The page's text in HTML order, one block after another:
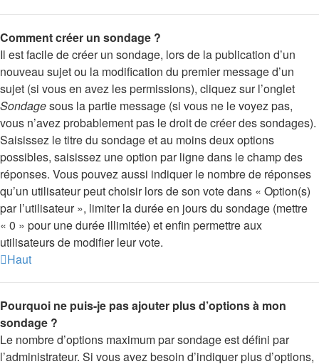
Comment créer un sondage ?
Il est facile de créer un sondage, lors de la publication d’un
nouveau sujet ou la modification du premier message d’un
sujet (si vous en avez les permissions), cliquez sur l’onglet
Sondagesous la partie message (si vous ne le voyez pas,
vous n’avez probablement pas le droit de créer des sondages).
Saisissez le titre du sondage et au moins deux options
possibles, saisissez une option par ligne dans le champ des
réponses. Vous pouvez aussi indiquer le nombre de réponses
qu’un utilisateur peut choisir lors de son vote dans « Option(s)
par l’utilisateur », limiter la durée en jours du sondage (mettre
« 0 » pour une durée illimitée) et enfin permettre aux
utilisateurs de modifier leur vote.
Haut
Pourquoi ne puis-je pas ajouter plus d’options à mon
sondage ?
Le nombre d’options maximum par sondage est défini par
l’administrateur. Si vous avez besoin d’indiquer plus d’options,